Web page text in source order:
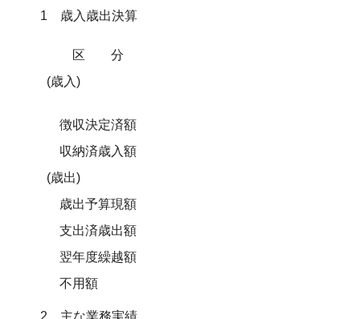
1 歳入歳出決算
区分
(歳入)
徴収決定済額
収納済歳入額
(歳出)
歳出予算現額
支出済歳出額
翌年度繰越額
不用額
2 主な業務実績